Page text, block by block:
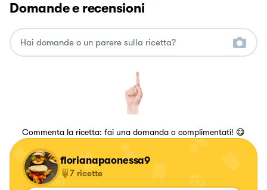
Domande e recensioni
Commenta la ricetta: fai una domanda o complimentati! 😋
florianapaonessa9
7 ricette